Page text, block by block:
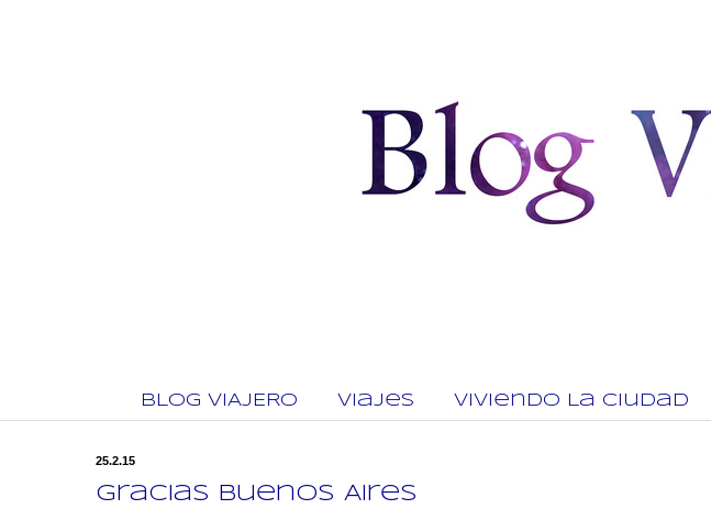
BLOG VIAJERO Viajes Viviendo La Ciudad
25.2.15
Gracias Buenos Aires